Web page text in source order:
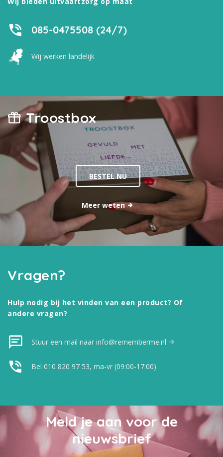
085-0475508 (24/7)
Wij werken landelijk
Troostbox
BESTEL NU
Meer weten
Vragen?
Hulp nodig bij het vinden van een product? Of
andere vragen?
Stuur een mail naar info@rememberme.nl
Bel 010 820 97 53, ma-vr (09:00-17:00)
Meld je aan voor de
nieuwsbrief